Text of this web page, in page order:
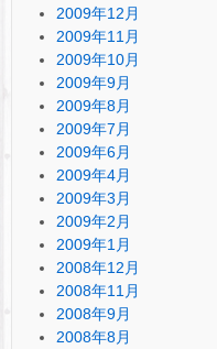
2009年12月
2009年11月
2009年10月
2009年9月
2009年8月
2009年7月
2009年6月
2009年4月
2009年3月
2009年2月
2009年1月
2008年12月
2008年11月
2008年9月
2008年8月